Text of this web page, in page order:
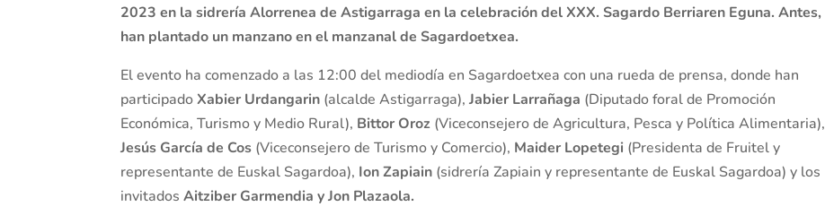
2023 en la sidrería Alorrenea de Astigarraga en la celebración del XXX. Sagardo Berriaren Eguna. Antes,
han plantado un manzano en el manzanal de Sagardoetxea.
El evento ha comenzado a las 12:00 del mediodía en Sagardoetxea con una rueda de prensa, donde han
participadoXabier Urdangarin (alcalde Astigarraga),Jabier Larrañaga (Diputado foral de Promoción
Económica, Turismo y Medio Rural), Bittor Oroz (Viceconsejero de Agricultura, Pesca y Política Alimentaria),
Jesús García de Cos (Viceconsejero de Turismo y Comercio), Maider Lopetegi (Presidenta de Fruitel y
representante de Euskal Sagardoa), Ion Zapiain (sidrería Zapiain y representante de Euskal Sagardoa) y los
invitadosAitziber Garmendia y Jon Plazaola.